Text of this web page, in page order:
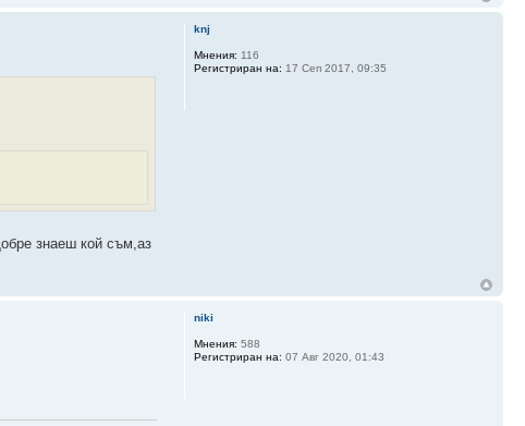
знаеш кой съм,аз
knj
Мнения: 116
Регистриран на: 17 Сеп 2017, 09:35
niki
Мнения: 588
Регистриран на: 07 Авг 2020, 01:43